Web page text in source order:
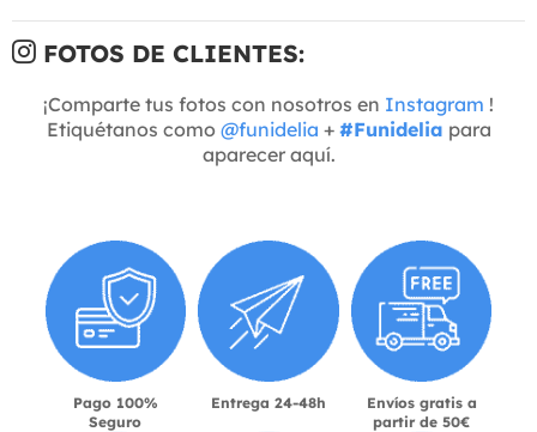
FOTOS DE CLIENTES:
¡Comparte tus fotos con nosotros en Instagram !
Etiquétanos como @funidelia + #Funidelia para
aparecer aquí.
Pago 100%
Seguro
Entrega 24-48h
Envíos gratis a
partir de 50€